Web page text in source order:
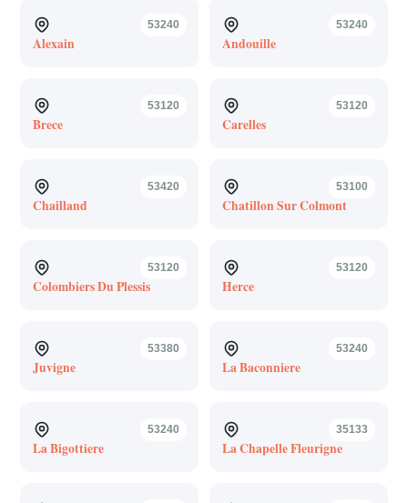
53240
Alexain
53240
Andouille
53120
Brece
53120
Carelles
53420
Chailland
53100
Chatillon Sur Colmont
53120
Colombiers Du Plessis
53120
Herce
53380
Juvigne
53240
La Baconniere
53240
La Bigottiere
35133
La Chapelle Fleurigne